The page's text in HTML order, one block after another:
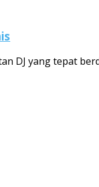
DJ yang tepat